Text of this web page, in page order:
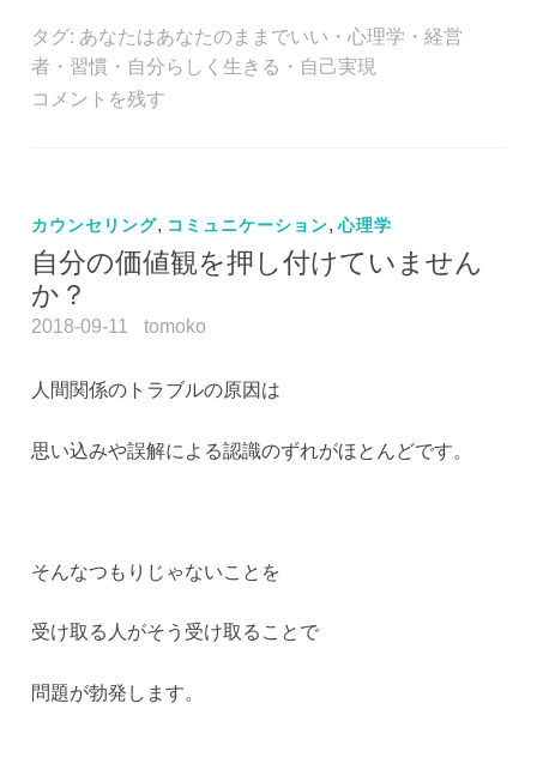
c
e
b
k
tt
er
タグ: あなたはあなたのままでいい ・心理学 ・経営
者 ・ 習慣 ・ 自分らしく生きる ・ 自己実現
コメントを残す
カウンセリング, コミュニケーション,心理学
自分の価値観を押し付けていません
か？
2018-09-11 tomoko
人間関係のトラブルの原因は
思い込みや誤解による認識のずれがほとんどです。
そんなつもりじゃないことを
受け取る人がそう受け取ることで
問題が勃発します。